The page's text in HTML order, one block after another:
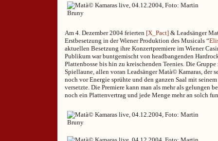
Am 4. Dezember 2004 feierten [X_Pact] & Leadsänger
Erstbesetzung in der Wiener Produktion des Musicals “
aktuellen Besetzung ihre Konzertpremiere im Wiener
Publikum war buntgemischt von headbangenden
Plattenbosse bis hin zu kreischenden Teenies. Die
Spiellaune, allen voran Leadsänger Matà© Kamaras, der
noch vor Energie sprühte und den ganzen Saal mit
versetzte. Die Premiere kann man als mehr als gelungen
noch ein Plattenvertrag und jede Menge mehr an solch